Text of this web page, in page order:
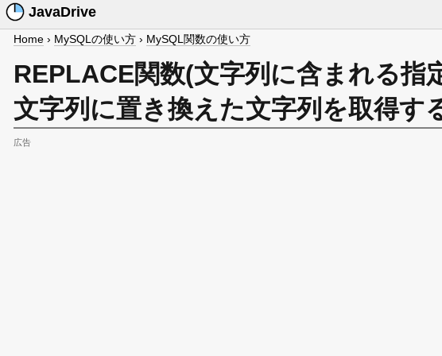
JavaDrive
Home › MySQLの使い方 › MySQL関数の使い方
REPLACE関数(文字列に含まれる指
文字列に置き換えた文字列を取得す
広告